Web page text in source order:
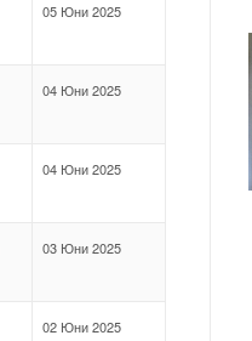
05 Юни 2025
04 Юни 2025
04 Юни 2025
03 Юни 2025
02 Юни 2025